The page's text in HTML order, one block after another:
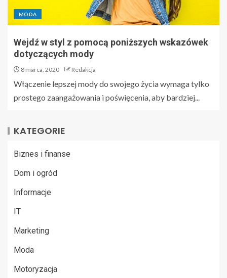
MODA
Wejdź w styl z pomocą poniższych wskazówek
dotyczących mody
8 marca, 2020 Redakcja
Włączenie lepszej mody do swojego życia wymaga tylko
prostego zaangażowania i poświęcenia, aby bardziej...
KATEGORIE
Biznes i finanse
Dom i ogród
Informacje
IT
Marketing
Moda
Motoryzacja